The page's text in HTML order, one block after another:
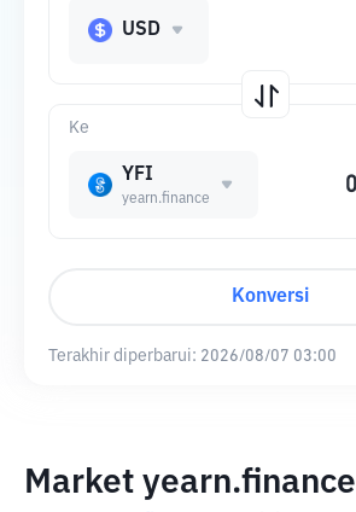
Ke
YFI
yearn.finance
USD
Konversi
Terakhir diperbarui: 2026/08/07 03:00
Market yearn.finance